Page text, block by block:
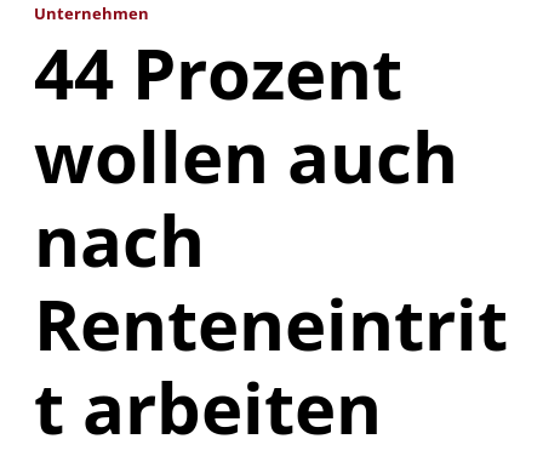
Unternehmen
44 Prozent
wollen auch
nach
Renteneintrit
t arbeiten